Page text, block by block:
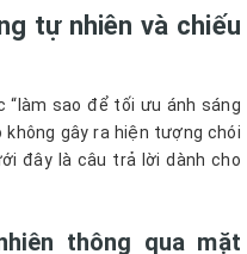
tự nhiên và chiếu
sao để tối ưu ánh sáng
không gây ra hiện tượng chói
đây là câu trả lời dành cho
thông qua mặt